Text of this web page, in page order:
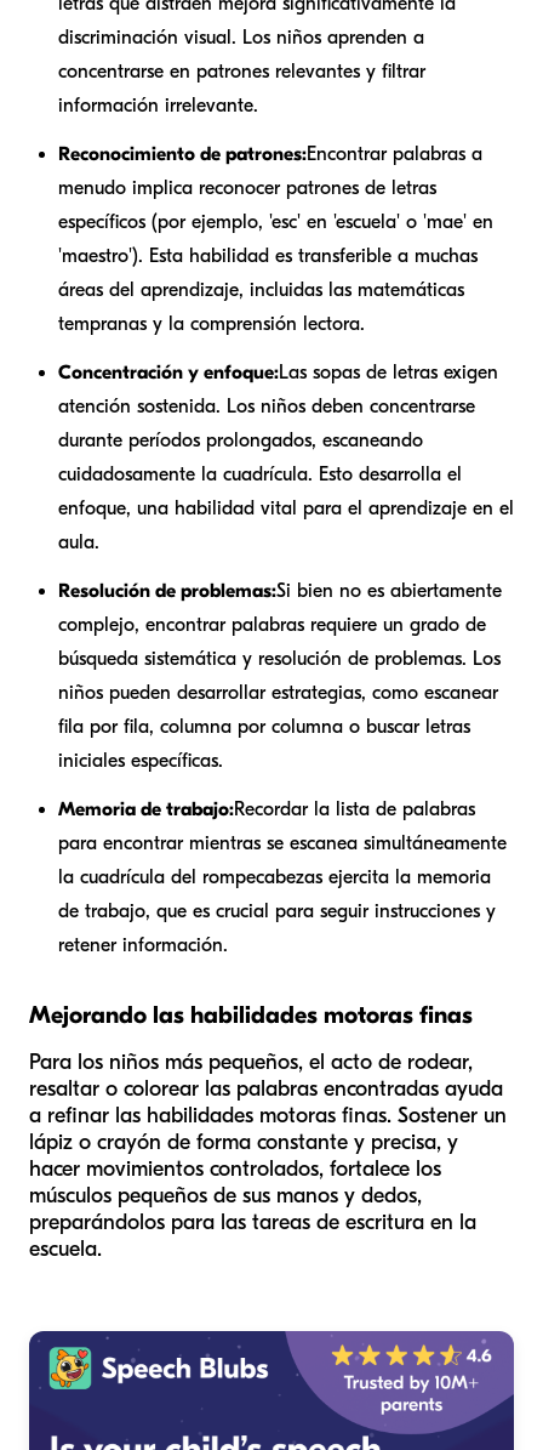
discriminación visual. Los niños aprenden a
concentrarse en patrones relevantes y filtrar
información irrelevante.
Reconocimiento de patrones:Encontrar palabras a
menudo implica reconocer patrones de letras
específicos (por ejemplo, 'esc' en 'escuela' o 'mae' en
'maestro'). Esta habilidad es transferible a muchas
áreas del aprendizaje, incluidas las matemáticas
tempranas y la comprensión lectora.
Concentración y enfoque:Las sopas de letras exigen
atención sostenida. Los niños deben concentrarse
durante períodos prolongados, escaneando
cuidadosamente la cuadrícula. Esto desarrolla el
enfoque, una habilidad vital para el aprendizaje en el
aula.
Resolución de problemas:Si bien no es abiertamente
complejo, encontrar palabras requiere un grado de
búsqueda sistemática y resolución de problemas. Los
niños pueden desarrollar estrategias, como escanear
fila por fila, columna por columna o buscar letras
iniciales específicas.
Memoria de trabajo:Recordar la lista de palabras
para encontrar mientras se escanea simultáneamente
la cuadrícula del rompecabezas ejercita la memoria
de trabajo, que es crucial para seguir instrucciones y
retener información.
Mejorando las habilidades motoras finas
Para los niños más pequeños, el acto de rodear,
resaltar o colorear las palabras encontradas ayuda
a refinar las habilidades motoras finas. Sostener un
lápiz o crayón de forma constante y precisa, y
hacer movimientos controlados, fortalece los
músculos pequeños de sus manos y dedos,
preparándolos para las tareas de escritura en la
escuela.